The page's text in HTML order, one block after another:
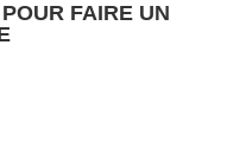
FAIRE UN